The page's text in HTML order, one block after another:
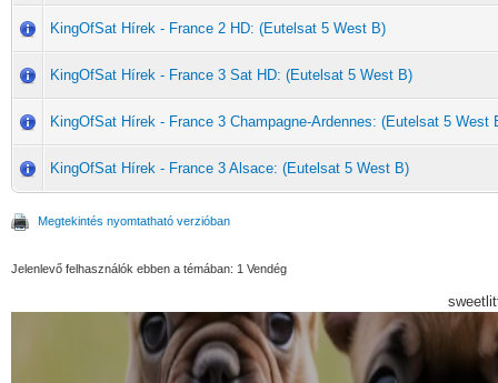
KingOfSat Hírek - France 2 HD: (Eutelsat 5 West B)
KingOfSat Hírek - France 3 Sat HD: (Eutelsat 5 West B)
KingOfSat Hírek - France 3 Champagne-Ardennes: (Eutelsat 5 West
KingOfSat Hírek - France 3 Alsace: (Eutelsat 5 West B)
Megtekintés nyomtatható verzióban
Jelenlevő felhasználók ebben a témában: 1 Vendég